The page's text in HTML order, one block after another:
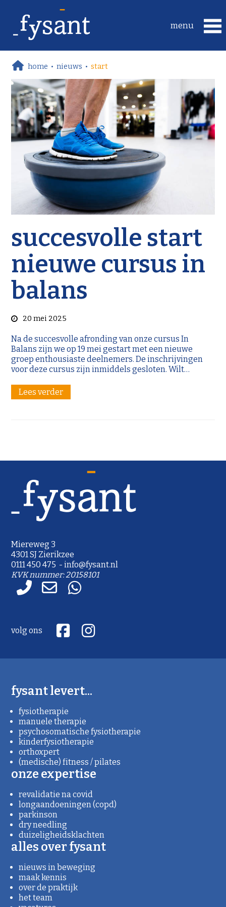
home • nieuws • start
succesvolle start
nieuwe cursus in
balans
20 mei 2025
Na de succesvolle afronding van onze cursus In
Balans zijn we op 19 mei gestart met een nieuwe
groep enthousiaste deelnemers. De inschrijvingen
voor deze cursus zijn inmiddels gesloten. Wilt…
Lees verder
Miereweg 3
4301 SJ Zierikzee
0111 450 475 - info@fysant.nl
KVK nummer: 20158101
fysant levert...
fysiotherapie
manuele therapie
psychosomatische fysiotherapie
kinderfysiotherapie
orthoxpert
(medische) fitness / pilates
onze expertise
revalidatie na covid
longaandoeningen (copd)
parkinson
dry needling
duizeligheidsklachten
alles over fysant
nieuws in beweging
maak kennis
over de praktijk
het team